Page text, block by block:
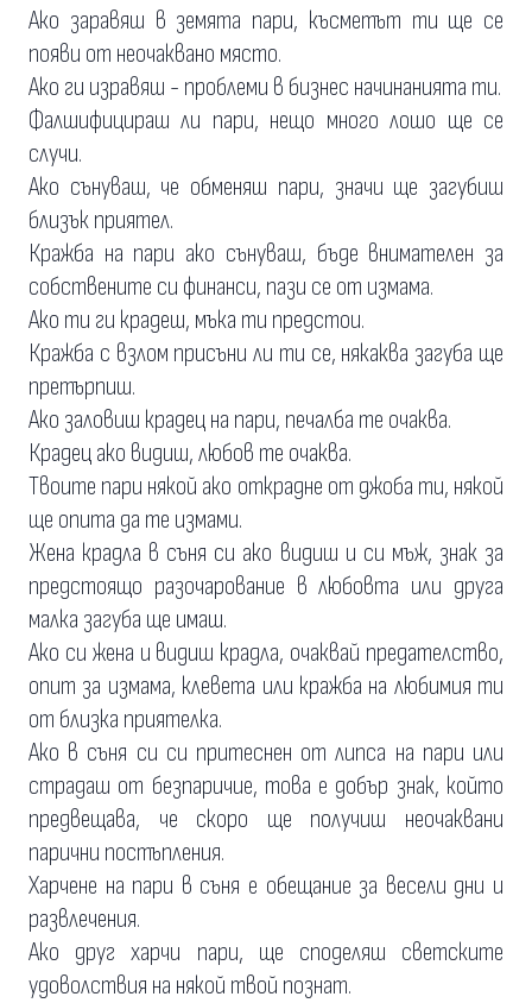
Ако заравяш в земята пари, късметът ти ще се
появи от неочаквано място.
Ако ги изравяш - проблеми в бизнес начинанията ти.
Фалшифицираш ли пари, нещо много лошо ще се
случи.
Ако сънуваш, че обменяш пари, значи ще загубиш
близък приятел.
Кражба на пари ако сънуваш, бъде внимателен за
собствените си финанси, пази се от измама.
Ако ти ги крадеш, мъка ти предстои.
Кражба с взлом присъни ли ти се, някаква загуба ще
претърпиш.
Ако заловиш крадец на пари, печалба те очаква.
Крадец ако видиш, любов те очаква.
Твоите пари някой ако открадне от джоба ти, някой
ще опита да те измами.
Жена крадла в съня си ако видиш и си мъж, знак за
предстоящо разочарование в любовта или друга
малка загуба ще имаш.
Ако си жена и видиш крадла, очаквай предателство,
опит за измама, клевета или кражба на любимия ти
от близка приятелка.
Ако в съня си си притеснен от липса на пари или
страдаш от безпаричие, това е добър знак, който
предвещава, че скоро ще получиш неочаквани
парични постъпления.
Харчене на пари в съня е обещание за весели дни и
развлечения.
Ако друг харчи пари, ще споделяш светските
удоволствия на някой твой познат.